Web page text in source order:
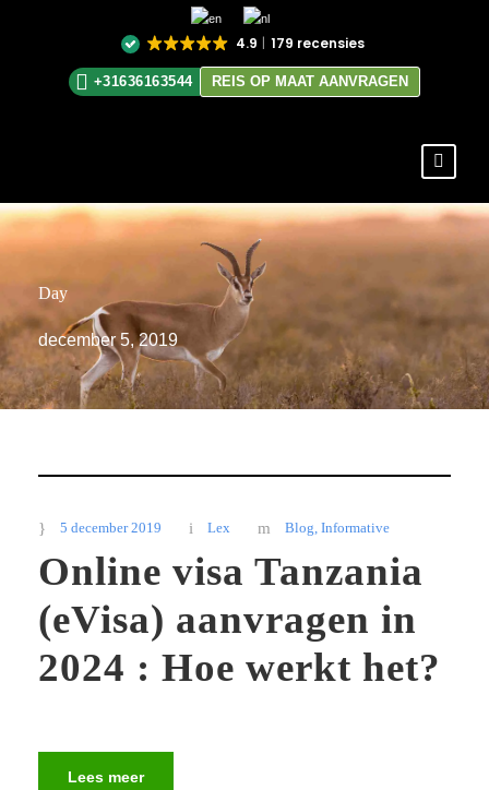
4.9 179 recensies
+31636163544 REIS OP MAAT AANVRAGEN
Day
december 5, 2019
5 december 2019 Lex Blog Informative
Online visa Tanzania
(eVisa) aanvragen in
2024 : Hoe werkt het?
Lees meer